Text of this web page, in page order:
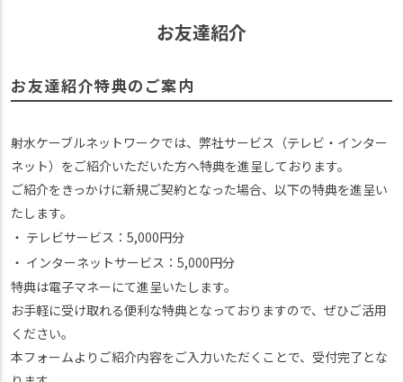
お友達紹介
お友達紹介特典のご案内
射水ケーブルネットワークでは、弊社サービス（テレビ・インター
ネット）をご紹介いただいた方へ特典を進呈しております。
ご紹介をきっかけに新規ご契約となった場合、以下の特典を進呈い
たします。
テレビサービス：5,000円分
インターネットサービス：5,000円分
特典は電子マネーにて進呈いたします。
お手軽に受け取れる便利な特典となっておりますので、ぜひご活用
ください。
本フォームよりご紹介内容をご入力いただくことで、受付完了とな